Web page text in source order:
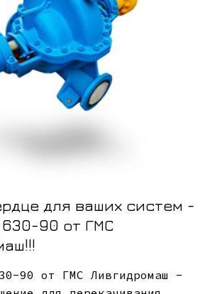
для ваших систем -
90 от ГМС
90 от ГМС Ливгидромаш -